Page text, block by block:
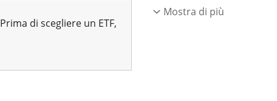
Prima di scegliere un ETF,
Mostra di più